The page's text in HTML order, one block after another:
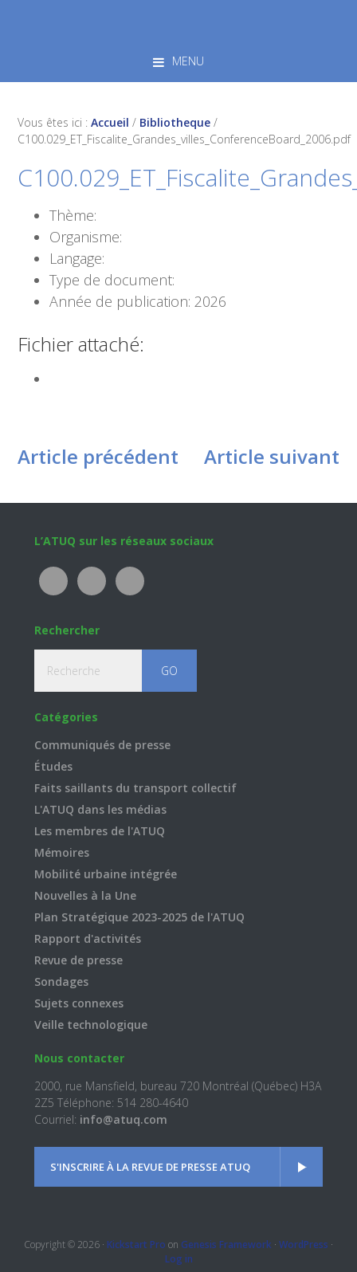
MENU
Vous êtes ici :Accueil / Bibliotheque /
C100.029_ET_Fiscalite_Grandes_villes_ConferenceBoard_2006.pdf
Thème:
Organisme:
Langage:
Type de document:
Année de publication: 2026
Fichier attaché:
Article précédent Article suivant
Footer
L’ATUQ sur les réseaux sociaux
Rechercher
Catégories
Communiqués de presse
Études
Faits saillants du transport collectif
L'ATUQ dans les médias
Les membres de l'ATUQ
Mémoires
Mobilité urbaine intégrée
Nouvelles à la Une
Plan Stratégique 2023-2025 de l'ATUQ
Rapport d'activités
Revue de presse
Sondages
Sujets connexes
Veille technologique
Nous contacter
2000, rue Mansfield, bureau 720 Montréal (Québec) H3A
2Z5 Téléphone: 514 280-4640
Courriel: info@atuq.com
S'INSCRIRE À LA REVUE DE PRESSE ATUQ
Copyright © 2026 · Kickstart Pro on Genesis Framework · WordPress ·
Log in